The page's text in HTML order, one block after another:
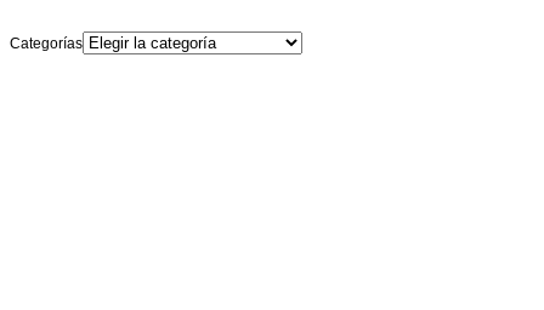
Categorías